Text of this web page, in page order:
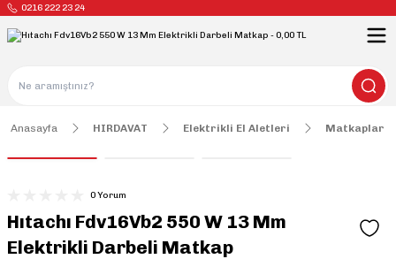
0216 222 23 24
Anasayfa HIRDAVAT Elektrikli El Aletleri Matkaplar
0 Yorum
Hıtachı Fdv16Vb2 550 W 13 Mm
Elektrikli Darbeli Matkap